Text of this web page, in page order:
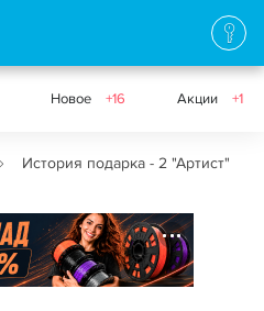
Новое +16 Акции +1
История подарка - 2 "Артист"